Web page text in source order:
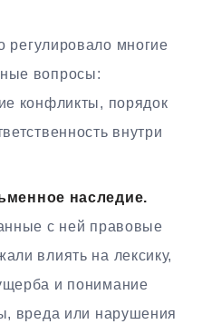
регулировало многие
вопросы:
конфликты, порядок
внутри
наследие.
с ней правовые
влиять на лексику,
и понимание
вреда или нарушения